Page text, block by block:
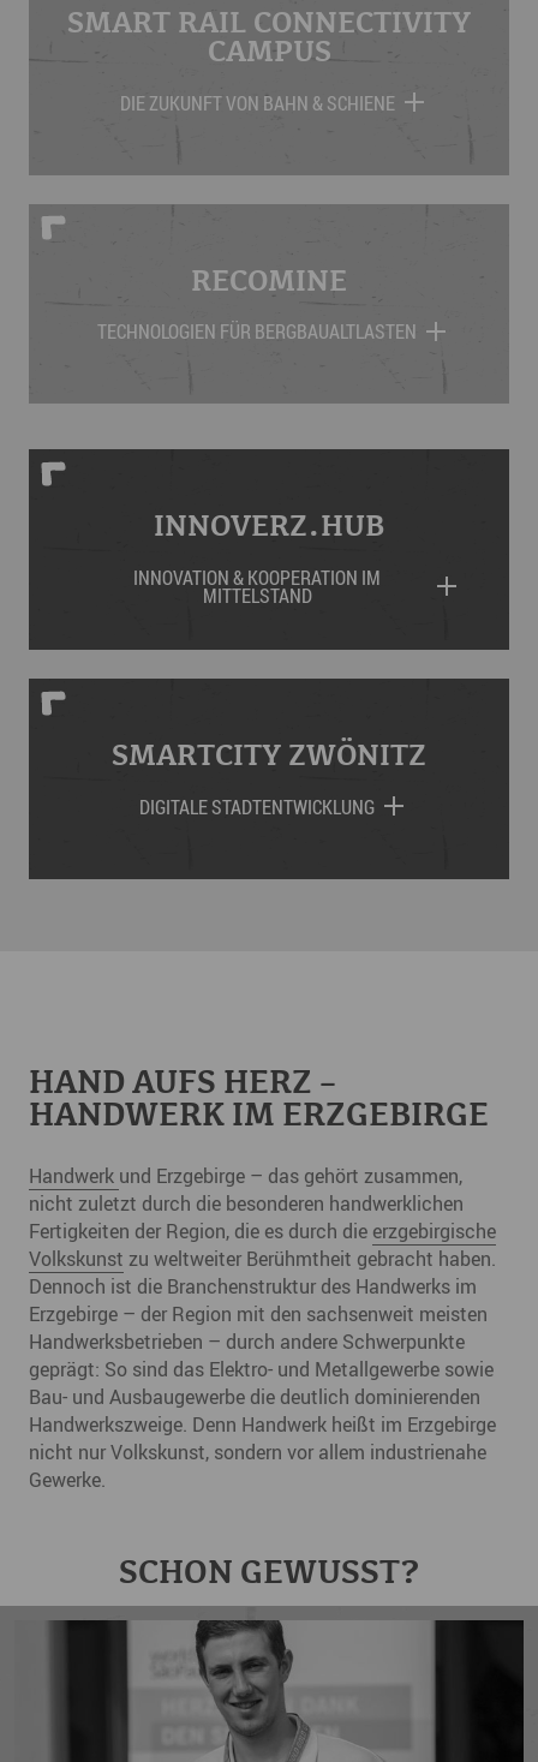
SMART RAIL CONNECTIVITY
CAMPUS
DIE ZUKUNFT VON BAHN & SCHIENE
RECOMINE
TECHNOLOGIEN FÜR BERGBAUALTLASTEN
INNOVERZ.HUB
INNOVATION & KOOPERATION IM
MITTELSTAND
SMARTCITY ZWÖNITZ
DIGITALE STADTENTWICKLUNG
HAND AUFS HERZ –
HANDWERK IM ERZGEBIRGE
Handwerk und Erzgebirge – das gehört zusammen,
nicht zuletzt durch die besonderen handwerklichen
Fertigkeiten der Region, die es durch die erzgebirgische
Volkskunst zu weltweiter Berühmtheit gebracht haben.
Dennoch ist die Branchenstruktur des Handwerks im
Erzgebirge – der Region mit den sachsenweit meisten
Handwerksbetrieben – durch andere Schwerpunkte
geprägt: So sind das Elektro- und Metallgewerbe sowie
Bau- und Ausbaugewerbe die deutlich dominierenden
Handwerkszweige. Denn Handwerk heißt im Erzgebirge
nicht nur Volkskunst, sondern vor allem industrienahe
Gewerke.
SCHON GEWUSST?